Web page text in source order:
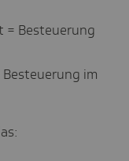
= Besteuerung
im